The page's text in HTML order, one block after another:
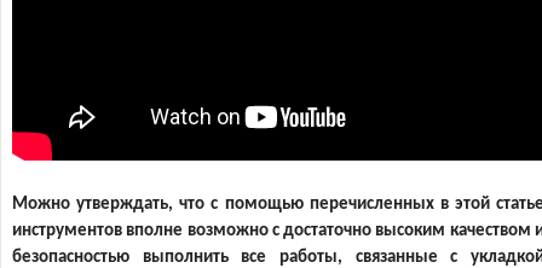
Можно утверждать, что с помощью перечисленных в этой
инструментов вполне возможно с достаточно высоким качеством
безопасностью выполнить все работы, связанные с